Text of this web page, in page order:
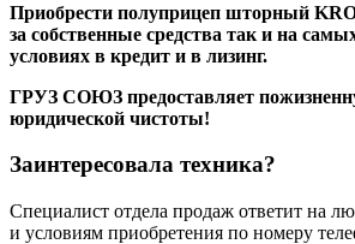
Приобрести полуприцеп шторный
за собственные средства так и на
условиях в кредит и в лизинг.
ГРУЗ СОЮЗ предоставляет
юридической чистоты!
Заинтересовала техника?
Специалист отдела продаж ответит на
и условиям приобретения по номеру